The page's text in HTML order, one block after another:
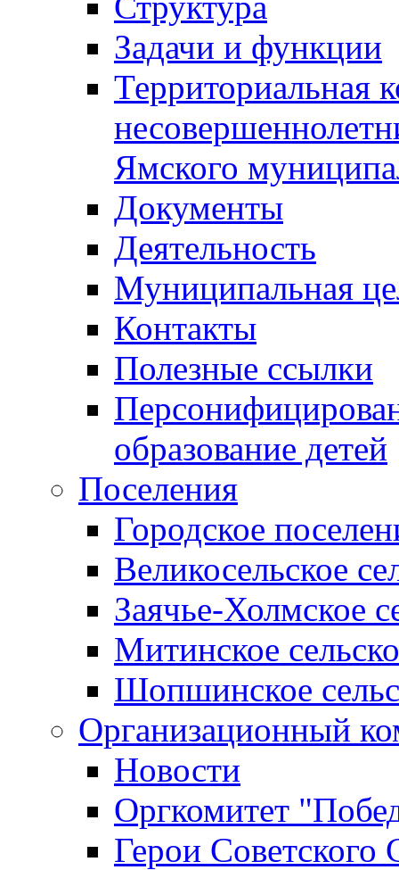
Задачи и функции
Территориальная
Ямского
Документы
Деятельность
Муниципальная
Контакты
Полезные ссылки
образование детей
Поселения
Городское
Великосельское
Заячье-Холмское
Митинское
Шопшинское
Организационный
Новости
Оргкомитет
Герои Советского